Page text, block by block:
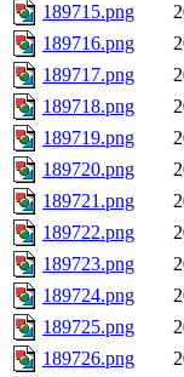
189715.png
189716.png
189717.png
189718.png
189719.png
189720.png
189721.png
189722.png
189723.png
189724.png
189725.png
189726.png